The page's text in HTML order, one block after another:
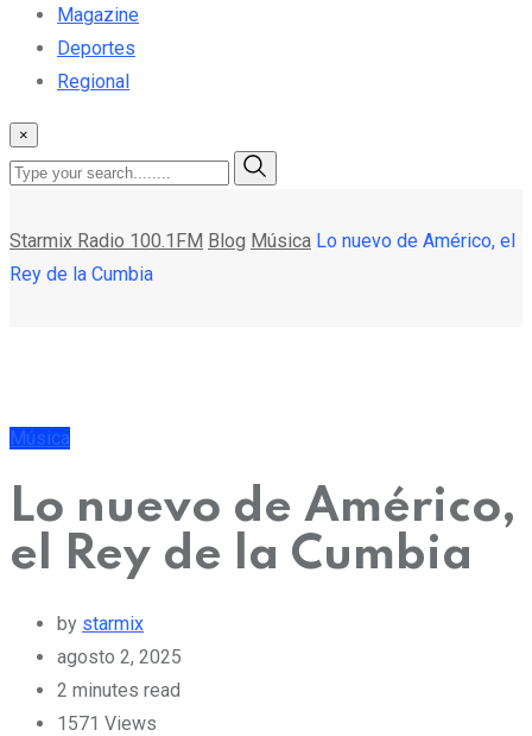
Magazine
Deportes
Regional
×
Starmix Radio 100.1FM Blog Música Lo nuevo de Américo, el
Rey de la Cumbia
Música
Lo nuevo de Américo,
el Rey de la Cumbia
by starmix
agosto 2, 2025
2 minutes read
1571 Views